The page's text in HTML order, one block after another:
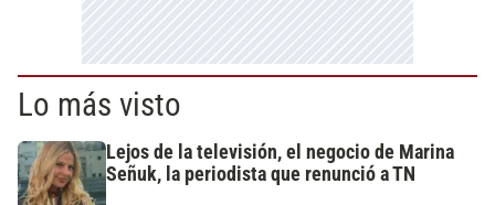
Lo más visto
Lejos de la televisión, el negocio de Marina
Señuk, la periodista que renunció a TN